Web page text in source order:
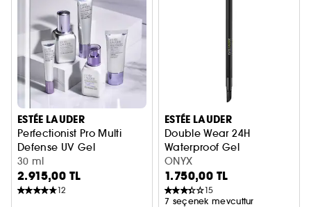
ESTÉE LAUDER
Perfectionist Pro Multi
Defense UV Gel
Güneş Kremi SPF 50
30 ml
2.915,00 TL
12
ESTÉE LAUDER
Double Wear 24H
Waterproof Gel
Su Geçirmez Jel Göz Kremi
ONYX
1.750,00 TL
15
7 seçenek mevcuttur